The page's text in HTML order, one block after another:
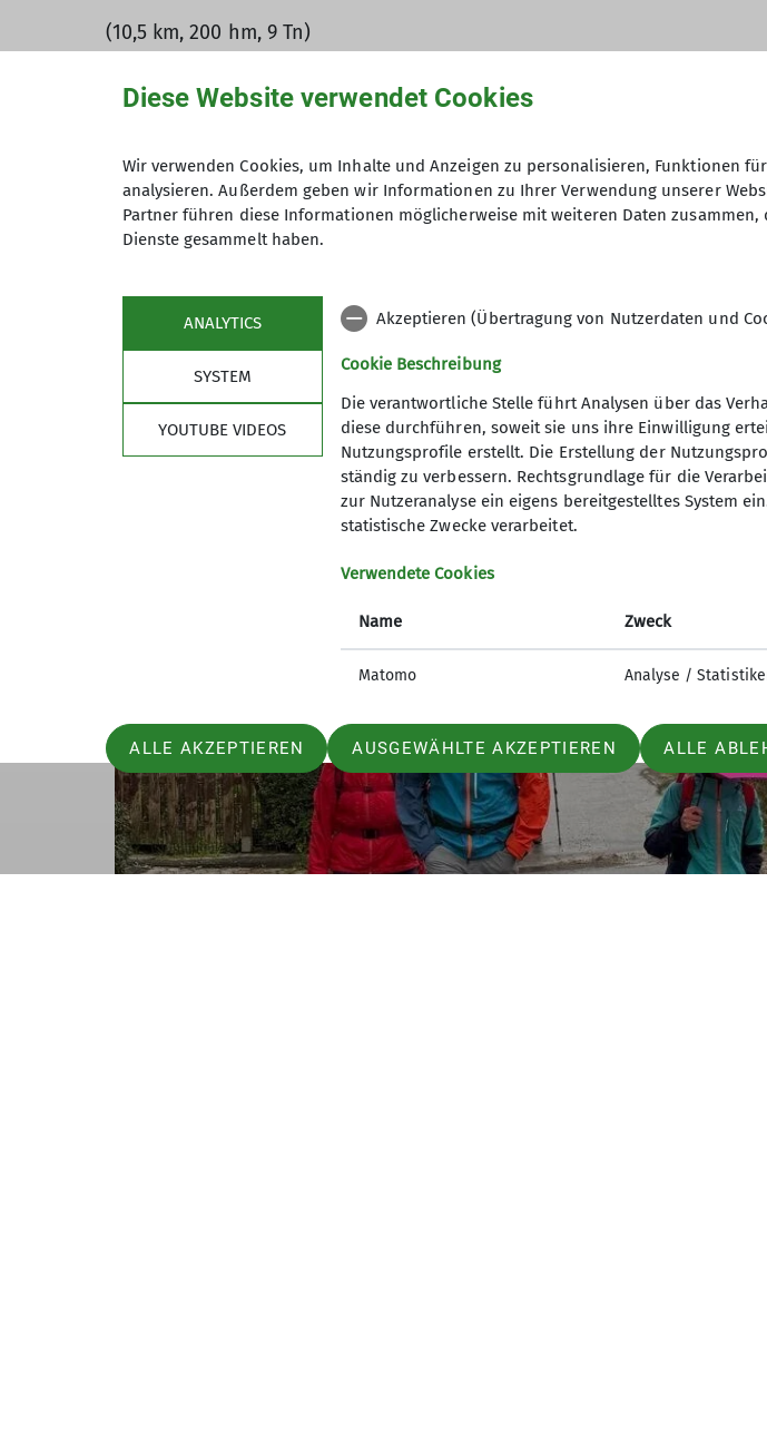
(10,5 km, 200 hm, 9 Tn)
Tiefhängende Wolken und Nieselregen zum Start hielten uns aber
Teilnehmer*innen zu einer gemütlichen und rundum schönen Tour.
Teilnehmer. Nach kurzweiligen 3,5 Stunden erreichten wir gegen
Bericht Dieter Pelikan
Bilder Regine Rouget
Diese Website verwendet Cookies
Wir verwenden Cookies, um Inhalte und Anzeigen zu personalisieren, Funktionen
analysieren. Außerdem geben wir Informationen zu Ihrer Verwendung unserer
Partner führen diese Informationen möglicherweise mit weiteren Daten
Dienste gesammelt haben.
ANALYTICS
SYSTEM
YOUTUBE VIDEOS
Akzeptieren (Übertragung von Nutzerdaten und
Cookie Beschreibung
Die verantwortliche Stelle führt Analysen über das
diese durchführen, soweit sie uns ihre Einwilligung
Nutzungsprofile erstellt. Die Erstellung der
ständig zu verbessern. Rechtsgrundlage für die
zur Nutzeranalyse ein eigens bereitgestelltes System
statistische Zwecke verarbeitet.
Verwendete Cookies
Name Zweck
Matomo Analyse /
ALLE AKZEPTIEREN AUSGEWÄHLTE AKZEPTIEREN ALLE